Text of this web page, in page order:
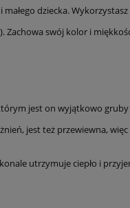
dziecka.
swój kolor i
jest on wyjątkowo gruby
jest też przewiewna,
utrzymuje ciepło i